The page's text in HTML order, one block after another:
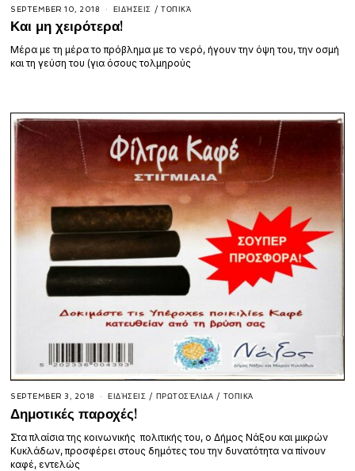
SEPTEMBER 10, 2018 ΕΙΔΉΣΕΙΣ / ΤΟΠΙΚΆ
Και μη χειρότερα!
Μέρα με τη μέρα το πρόβλημα με το νερό, ήγουν την όψη του, την οσμή
και τη γεύση του (για όσους τολμηρούς
SEPTEMBER 3, 2018 ΕΙΔΉΣΕΙΣ / ΠΡΩΤΟΣΈΛΙΔΑ / ΤΟΠΙΚΆ
Δημοτικές παροχές!
Στα πλαίσια της κοινωνικής πολιτικής του, ο Δήμος Νάξου και μικρών
Κυκλάδων, προσφέρει στους δημότες του την δυνατότητα να πίνουν
καφέ, εντελώς